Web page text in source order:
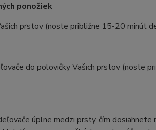
ponožiek
prstov (noste približne 15-20 minút
do polovičky Vašich prstov (noste
úplne medzi prsty, čím